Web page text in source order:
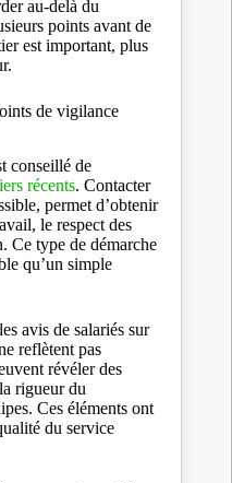
au-delà du
points avant de
est important, plus
de vigilance
conseillé de
récents. Contacter
permet d’obtenir
le respect des
Ce type de démarche
qu’un simple
avis de salariés sur
reflètent pas
révéler des
rigueur du
Ces éléments ont
du service